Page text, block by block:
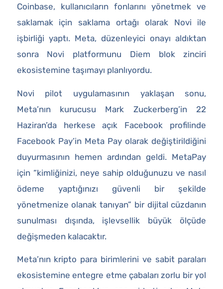
Coinbase, kullanıcıların fonlarını yönetmek ve
saklamak için saklama ortağı olarak Novi ile
işbirliği yaptı. Meta, düzenleyici onayı aldıktan
sonra Novi platformunu Diem blok zinciri
ekosistemine taşımayı planlıyordu.
Novi pilot uygulamasının yaklaşan sonu,
Meta’nın kurucusu Mark Zuckerberg’in 22
Haziran’da herkese açık Facebook profilinde
Facebook Pay’in Meta Pay olarak değiştirildiğini
duyurmasının hemen ardından geldi. MetaPay
için “kimliğinizi, neye sahip olduğunuzu ve nasıl
ödeme yaptığınızı güvenli bir şekilde
yönetmenize olanak tanıyan” bir dijital cüzdanın
sunulması dışında, işlevsellik büyük ölçüde
değişmeden kalacaktır.
Meta’nın kripto para birimlerini ve sabit paraları
ekosistemine entegre etme çabaları zorlu bir yol